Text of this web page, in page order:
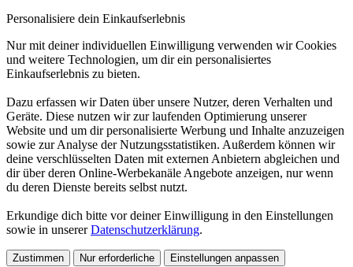
Personalisiere dein Einkaufserlebnis
Nur mit deiner individuellen Einwilligung verwenden wir Cookies
und weitere Technologien, um dir ein personalisiertes
Einkaufserlebnis zu bieten.
Dazu erfassen wir Daten über unsere Nutzer, deren Verhalten und
Geräte. Diese nutzen wir zur laufenden Optimierung unserer
Website und um dir personalisierte Werbung und Inhalte anzuzeigen
sowie zur Analyse der Nutzungsstatistiken. Außerdem können wir
deine verschlüsselten Daten mit externen Anbietern abgleichen und
dir über deren Online-Werbekanäle Angebote anzeigen, nur wenn
du deren Dienste bereits selbst nutzt.
Erkundige dich bitte vor deiner Einwilligung in den Einstellungen
sowie in unsererDatenschutzerklärung.
Zustimmen Nur erforderliche Einstellungen anpassen